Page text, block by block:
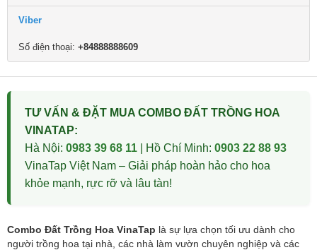
Viber
Số điện thoại: +84888888609
TƯ VẤN & ĐẶT MUA COMBO ĐẤT TRỒNG HOA
VINATAP:
Hà Nội: 0983 39 68 11 | Hồ Chí Minh: 0903 22 88 93
VinaTap Việt Nam – Giải pháp hoàn hảo cho hoa
khỏe mạnh, rực rỡ và lâu tàn!
Combo Đất Trồng Hoa VinaTap là sự lựa chọn tối ưu dành cho
người trồng hoa tại nhà, các nhà làm vườn chuyên nghiệp và các